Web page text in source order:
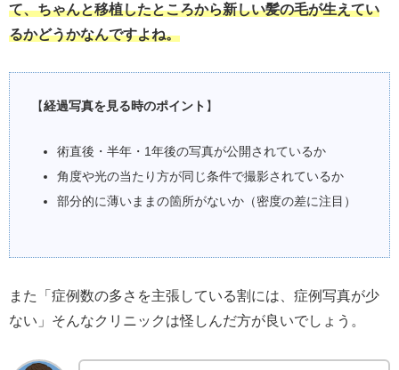
て、ちゃんと移植したところから新しい髪の毛が生えてい
るかどうかなんですよね。
【経過写真を見る時のポイント 】
術直後・半年・1年後の写真が公開されているか
角度や光の当たり方が同じ条件で撮影されているか
部分的に薄いままの箇所がないか（密度の差に注目）
また「症例数の多さを主張している割には、症例写真が少
ない」そんなクリニックは怪しんだ方が良いでしょう。